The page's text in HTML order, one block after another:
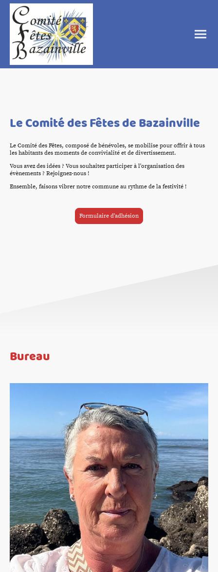
Le Comité des Fêtes de Bazainville
Le Comité des Fêtes, composé de bénévoles, se mobilise pour offrir à tous
les habitants des moments de convivialité et de divertissement.
Vous avez des idées ? Vous souhaitez participer à l'organisation des
évènements ? Rejoignez-nous !
Ensemble, faisons vibrer notre commune au rythme de la festivité !
Formulaire d'adhésion
Bureau